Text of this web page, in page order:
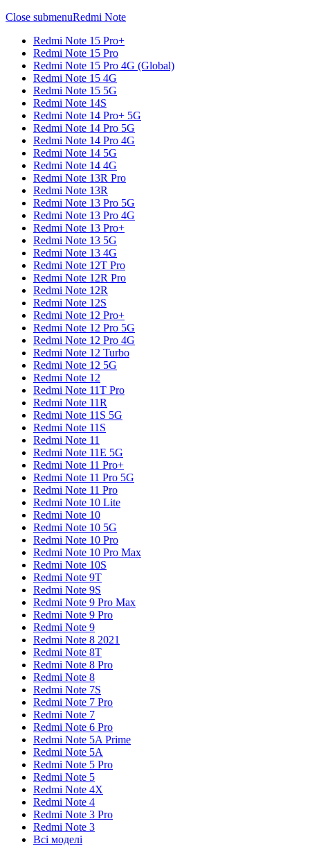
Close submenuRedmi Note
Redmi Note 15 Pro+
Redmi Note 15 Pro
Redmi Note 15 Pro 4G (Global)
Redmi Note 15 4G
Redmi Note 15 5G
Redmi Note 14S
Redmi Note 14 Pro+ 5G
Redmi Note 14 Pro 5G
Redmi Note 14 Pro 4G
Redmi Note 14 5G
Redmi Note 14 4G
Redmi Note 13R Pro
Redmi Note 13R
Redmi Note 13 Pro 5G
Redmi Note 13 Pro 4G
Redmi Note 13 Pro+
Redmi Note 13 5G
Redmi Note 13 4G
Redmi Note 12T Pro
Redmi Note 12R Pro
Redmi Note 12R
Redmi Note 12S
Redmi Note 12 Pro+
Redmi Note 12 Pro 5G
Redmi Note 12 Pro 4G
Redmi Note 12 Turbo
Redmi Note 12 5G
Redmi Note 12
Redmi Note 11T Pro
Redmi Note 11R
Redmi Note 11S 5G
Redmi Note 11S
Redmi Note 11
Redmi Note 11E 5G
Redmi Note 11 Pro+
Redmi Note 11 Pro 5G
Redmi Note 11 Pro
Redmi Note 10 Lite
Redmi Note 10
Redmi Note 10 5G
Redmi Note 10 Pro
Redmi Note 10 Pro Max
Redmi Note 10S
Redmi Note 9T
Redmi Note 9S
Redmi Note 9 Pro Max
Redmi Note 9 Pro
Redmi Note 9
Redmi Note 8 2021
Redmi Note 8T
Redmi Note 8 Pro
Redmi Note 8
Redmi Note 7S
Redmi Note 7 Pro
Redmi Note 7
Redmi Note 6 Pro
Redmi Note 5A Prime
Redmi Note 5A
Redmi Note 5 Pro
Redmi Note 5
Redmi Note 4X
Redmi Note 4
Redmi Note 3 Pro
Redmi Note 3
Всі моделі